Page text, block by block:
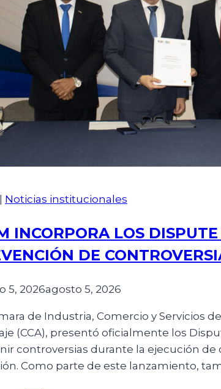
Noticias institucionales
INCORPORA LOS
DE
5, 2026agosto 5, 2026
de Industria, Comercio y Servicios
(CCA), presentó oficialmente los
controversias durante la ejecución
Como parte de este lanzamiento,